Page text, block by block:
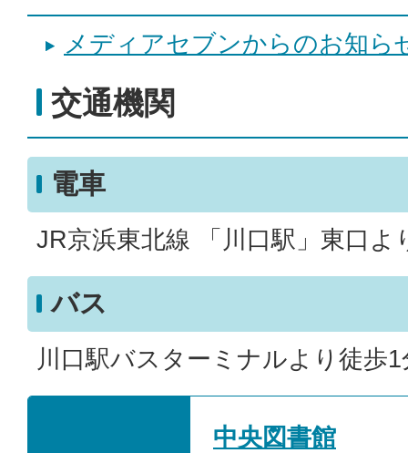
メディアセブンからのお知ら
交通機関
電車
JR京浜東北線 「川口駅」東口よ
バス
川口駅バスターミナルより徒歩1
中央図書館